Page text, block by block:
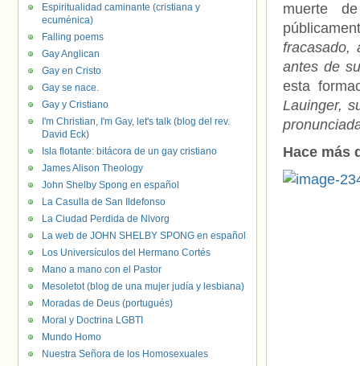
muerte
fracasado,
antes de
esta
Lauinger,
Hace más
Espiritualidad caminante (cristiana y
ecuménica)
Falling poems
Gay Anglican
Gay en Cristo
Gay se nace.
Gay y Cristiano
I'm Christian, I'm Gay, let's talk (blog del rev.
David Eck)
Isla flotante: bitácora de un gay cristiano
James Alison Theology
John Shelby Spong en español
La Casulla de San Ildefonso
La Ciudad Perdida de Nivorg
La web de JOHN SHELBY SPONG en español
Los Universículos del Hermano Cortés
Mano a mano con el Pastor
Mesoletot (blog de una mujer judía y lesbiana)
Moradas de Deus (portugués)
Moral y Doctrina LGBTI
Mundo Homo
Nuestra Señora de los Homosexuales